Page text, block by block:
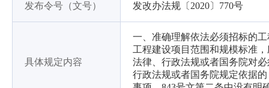
发布令号（文号） 发改办法规〔2020〕770号
具体规定内容
一、准确理解依法必须招标的
工程建设项目范围和规模标准
法律、行政法规或者国务院对
行政法规或者国务院规定依据